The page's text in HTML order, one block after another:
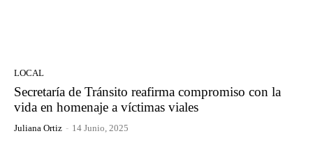
LOCAL
Secretaría de Tránsito reafirma compromiso con la
vida en homenaje a víctimas viales
Juliana Ortiz - 14 Junio, 2025